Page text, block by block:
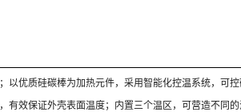
优质硅碳棒为加热元件，采用智能化控温系统，可
效保证外壳表面温度；内置三个温区，可营造不同的